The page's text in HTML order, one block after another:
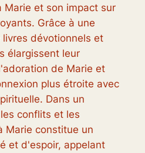
Marie et son impact sur
Grâce à une
dévotionnels et
élargissent leur
de Marie et
plus étroite avec
Dans un
conflits et les
Marie constitue un
et d'espoir, appelant